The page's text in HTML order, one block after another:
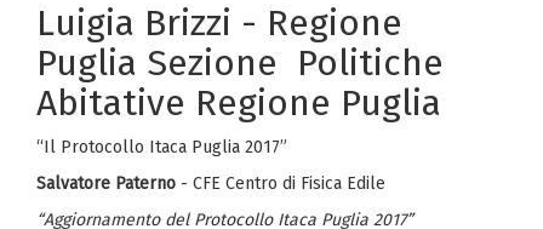
Luigia Brizzi - Regione
Puglia Sezione Politiche
Abitative Regione Puglia
“Il Protocollo Itaca Puglia 2017”
Salvatore Paterno- CFE Centro di Fisica Edile
“Aggiornamento del Protocollo Itaca Puglia 2017”